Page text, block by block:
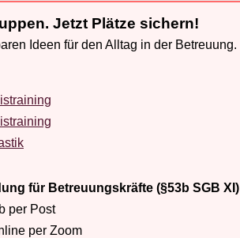
Jetzt Plätze sichern!
Ideen für den Alltag in der Betreuung.
für Betreuungskräfte (§53b SGB XI)
per Post
per Zoom